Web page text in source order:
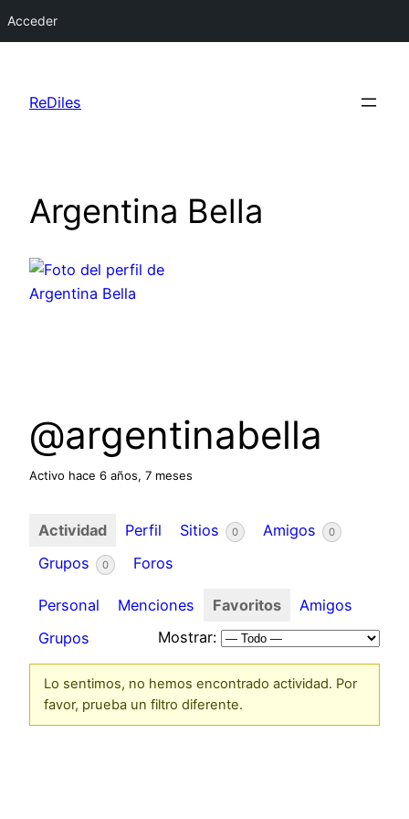
Acceder
contenido
ReDiles
Argentina Bella
@argentinabella
Activo hace 6 años, 7 meses
Actividad Perfil Sitios 0 Amigos 0
Grupos 0 Foros
Personal Menciones Favoritos
Amigos
Grupos
Mostrar:
Lo sentimos, no hemos encontrado actividad. Por
favor, prueba un filtro diferente.